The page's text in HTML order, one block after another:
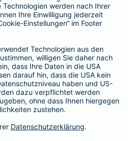
ändern
melden